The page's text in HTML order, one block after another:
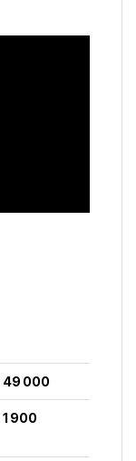
49 000
900